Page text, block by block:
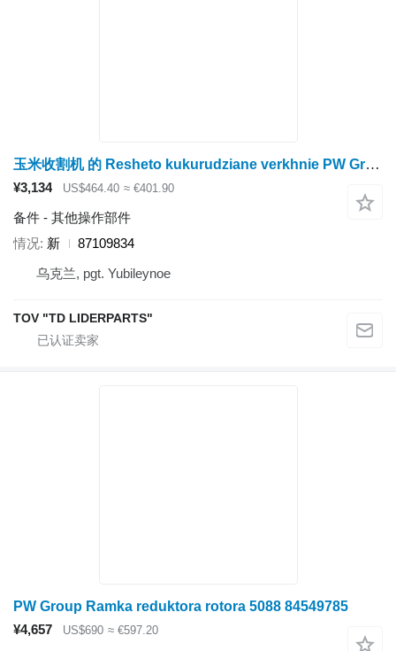
玉米收割机 的 Resheto kukurudziane verkhnie PW Group 8010, CR9080 Corn, (1-5/8") 87 87109834
¥3,134 US$464.40 ≈ €401.90
备件 - 其他操作部件
情况 新
87109834
乌克兰, pgt. Yubileynoe
TOV "TD LIDERPARTS"
PW Group Ramka reduktora rotora 5088 84549785
¥4,657
US$690 ≈ €597.20